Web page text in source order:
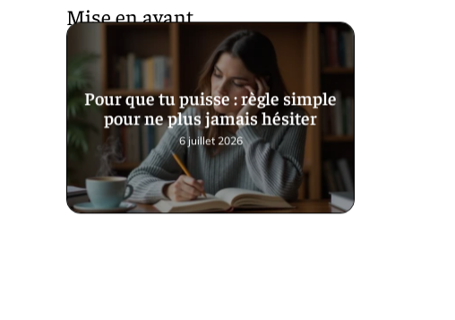
Mise en avant
Pour que tu puisse : règle simple
pour ne plus jamais hésiter
6 juillet 2026